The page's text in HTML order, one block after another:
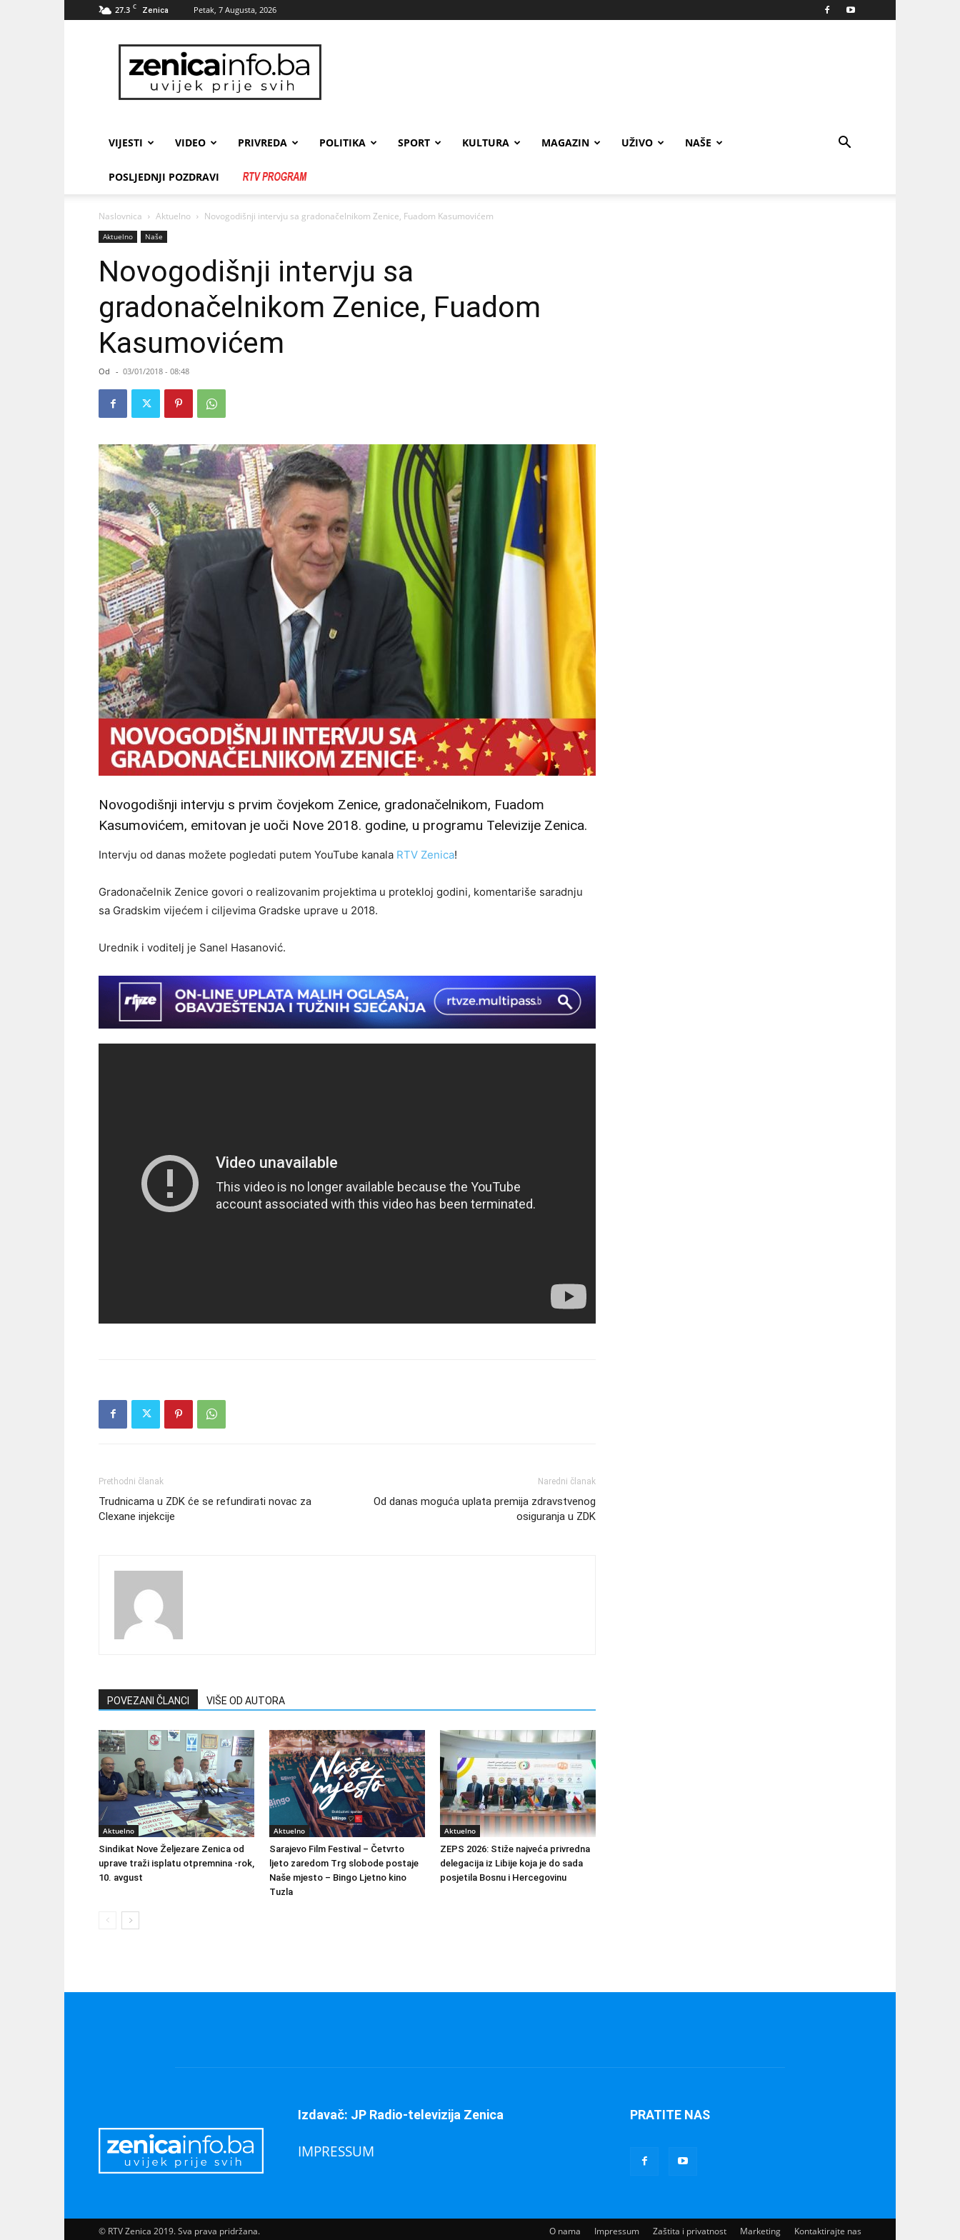
27.3 C Zenica Petak, 7 Augusta, 2026
zenicainfo.ba
VIJESTI VIDEO PRIVREDA POLITIKA SPORT KULTURA MAGAZIN UŽIVO NAŠE
POSLJEDNJI POZDRAVI
Naslovnica Aktuelno Novogodišnji intervju sa gradonačelnikom Zenice, Fuadom Kasumovićem
Aktuelno Naše
Novogodišnji intervju sa
gradonačelnikom Zenice, Fuadom
Kasumovićem
Od - 03/01/2018 - 08:48
Novogodišnji intervju s prvim čovjekom Zenice, gradonačelnikom, Fuadom
Kasumovićem, emitovan je uoči Nove 2018. godine, u programu Televizije Zenica.
Intervju od danas možete pogledati putem YouTube kanala RTV Zenica!
Gradonačelnik Zenice govori o realizovanim projektima u protekloj godini, komentariše saradnju
sa Gradskim vijećem i ciljevima Gradske uprave u 2018.
Urednik i voditelj je Sanel Hasanović.
Prethodni članak
Trudnicama u ZDK će se refundirati novac za
Clexane injekcije
Naredni članak
Od danas moguća uplata premija zdravstvenog
osiguranja u ZDK
POVEZANI ČLANCI VIŠE OD AUTORA
Aktuelno
Sindikat Nove Željezare Zenica od
uprave traži isplatu otpremnina -rok,
10. avgust
Aktuelno
Sarajevo Film Festival – Četvrto
ljeto zaredom Trg slobode postaje
Naše mjesto – Bingo Ljetno kino
Tuzla
Aktuelno
ZEPS 2026: Stiže najveća privredna
delegacija iz Libije koja je do sada
posjetila Bosnu i Hercegovinu
Izdavač: JP Radio-televizija Zenica
IMPRESSUM
PRATITE NAS
O nama Impressum Zaštita i privatnost Marketing Kontaktirajte nas
© RTV Zenica 2019. Sva prava pridržana.